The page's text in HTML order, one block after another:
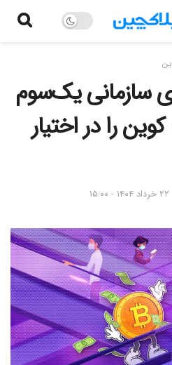
سازمانی یک‌سوم
را در اختیار
۲۲ خرداد ۱۴۰۴ - ۱۵:۰۰